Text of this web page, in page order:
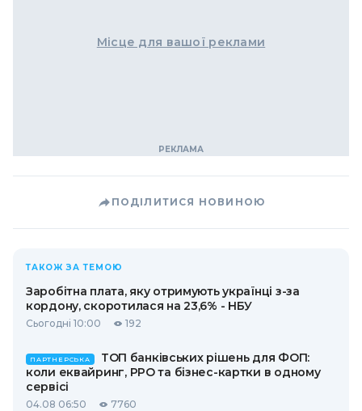
Місце для вашої реклами
ПОДІЛИТИСЯ НОВИНОЮ
ТАКОЖ ЗА ТЕМОЮ
Заробітна плата, яку отримують українці з-за
кордону, скоротилася на 23,6% - НБУ
Сьогодні 10:00 192
ПАРТНЕРСЬКА
ТОП банківських рішень для ФОП:
коли еквайринг, РРО та бізнес-картки в одному
сервісі
04.08 06:50 7760